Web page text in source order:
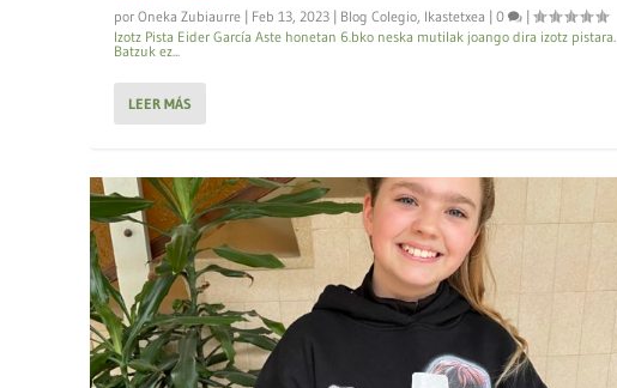
por Oneka Zubiaurre | Feb 13, 2023 | Blog Colegio Ikastetxea | 0
|
Izotz Pista Eider García Aste honetan 6.bko neska mutilak joango dira izotz pistara.
Batzuk ez...
LEER MÁS